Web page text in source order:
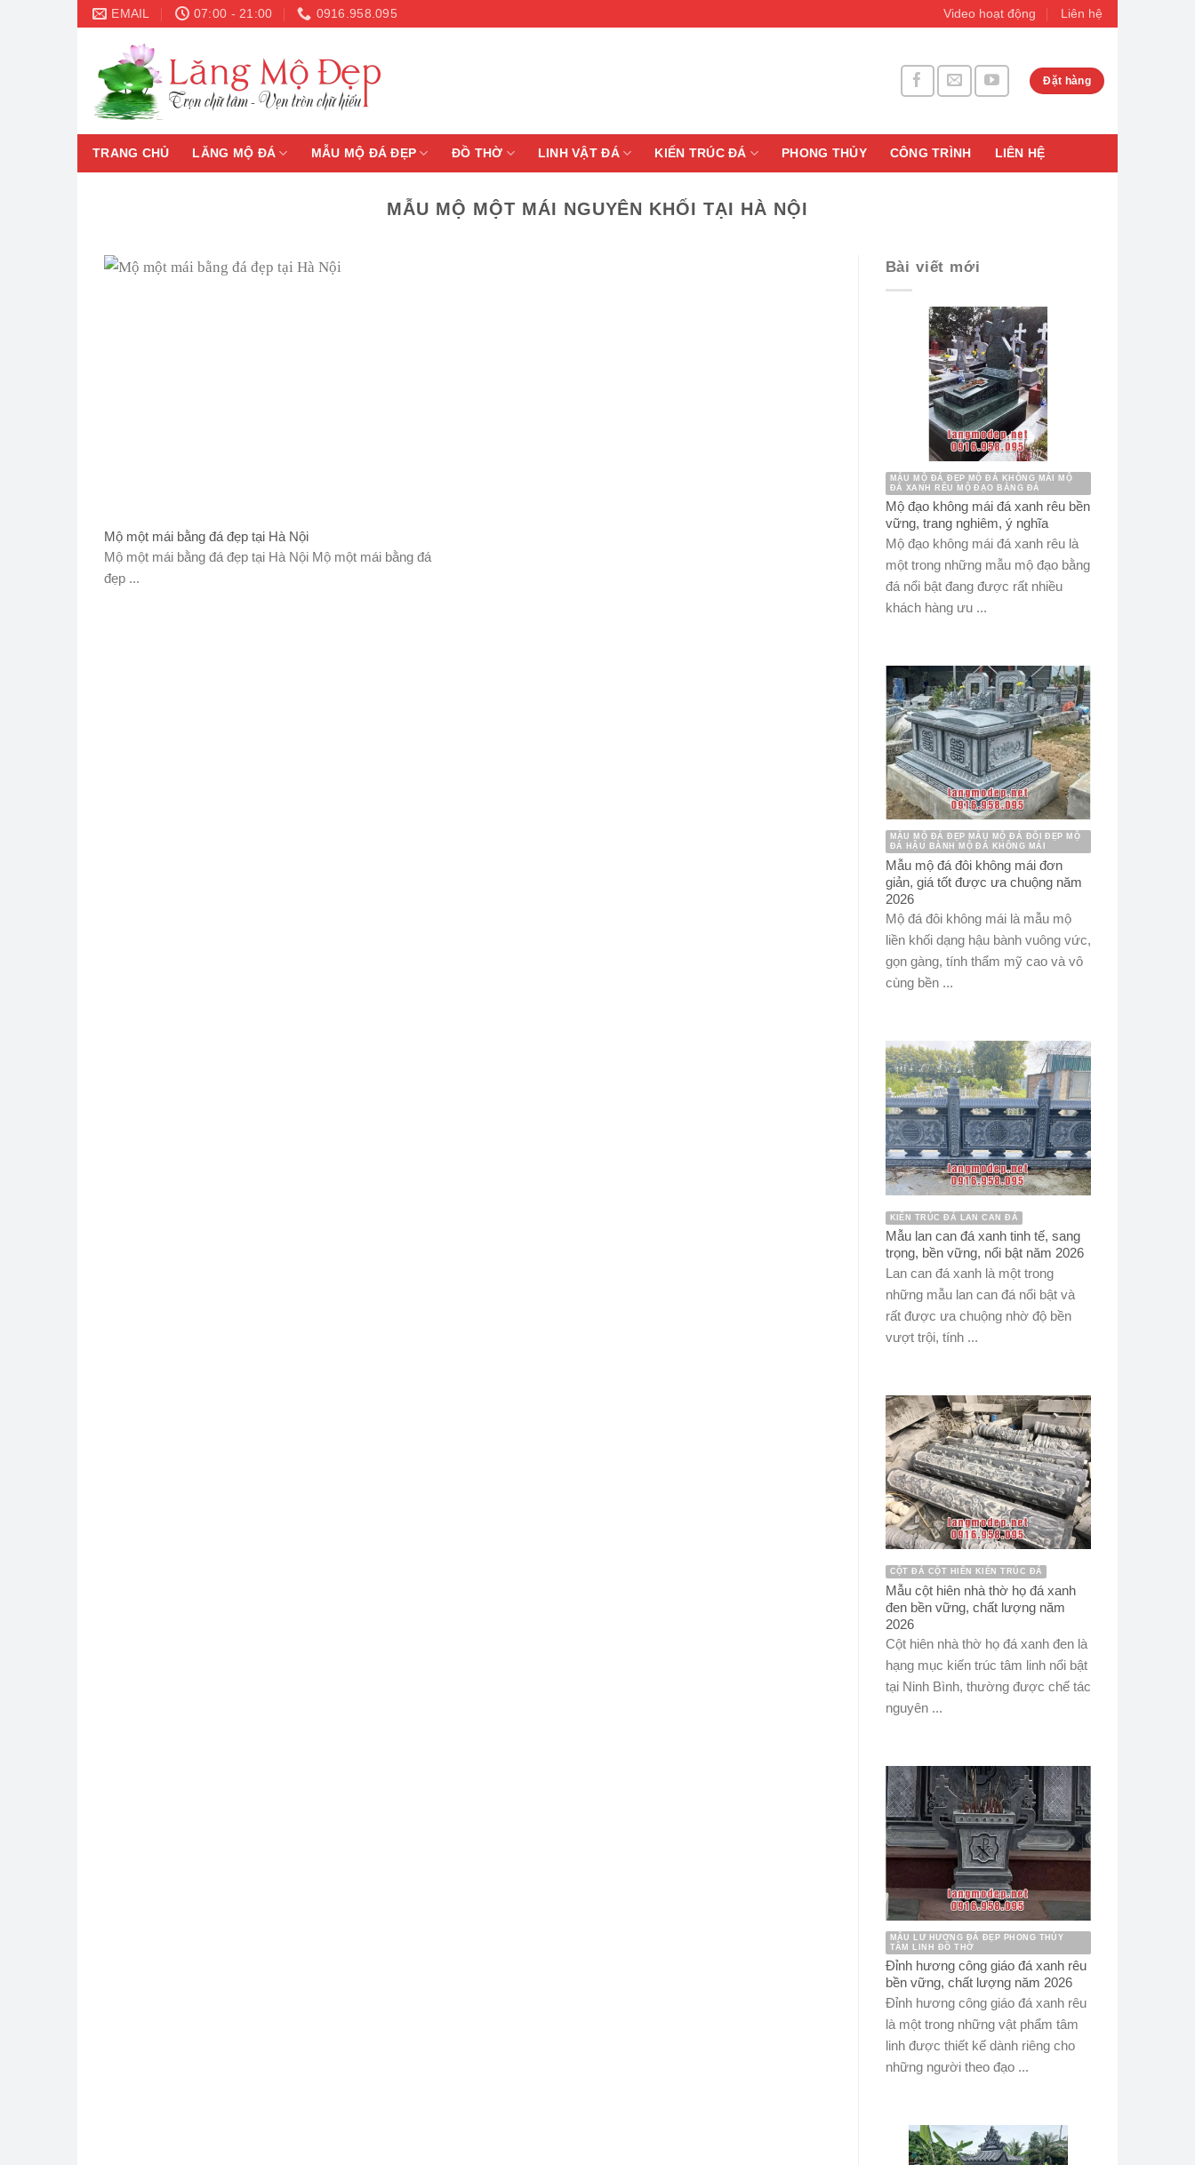
Skip
content
EMAIL 07:00 - 21:00 0916.958.095 Video hoạt động Liên hệ
Đặt hàng
TRANG CHỦ LĂNG MỘ ĐÁ MẪU MỘ ĐÁ ĐẸP ĐỒ THỜ LINH VẬT ĐÁ KIẾN TRÚC ĐÁ PHONG THỦY CÔNG TRÌNH LIÊN HỆ
MẪU MỘ MỘT MÁI NGUYÊN KHỐI TẠI HÀ NỘI
Mộ một mái bằng đá đẹp tại Hà Nội
Mộ một mái bằng đá đẹp tại Hà Nội Mộ một mái bằng đá
đẹp ...
Bài viết mới
MẪU MỘ ĐÁ ĐẸP MỘ ĐÁ KHÔNG MÁI MỘ
ĐÁ XANH RÊU MỘ ĐẠO BẰNG ĐÁ
Mộ đạo không mái đá xanh rêu bền
vững, trang nghiêm, ý nghĩa
Mộ đạo không mái đá xanh rêu là
một trong những mẫu mộ đạo bằng
đá nổi bật đang được rất nhiều
khách hàng ưu ...
MẪU MỘ ĐÁ ĐẸP MẪU MỘ ĐÁ ĐÔI ĐẸP MỘ
ĐÁ HẬU BÀNH MỘ ĐÁ KHÔNG MÁI
Mẫu mộ đá đôi không mái đơn
giản, giá tốt được ưa chuộng năm
2026
Mộ đá đôi không mái là mẫu mộ
liền khối dạng hậu bành vuông vức,
gọn gàng, tính thẩm mỹ cao và vô
cùng bền ...
KIẾN TRÚC ĐÁ LAN CAN ĐÁ
Mẫu lan can đá xanh tinh tế, sang
trọng, bền vững, nổi bật năm 2026
Lan can đá xanh là một trong
những mẫu lan can đá nổi bật và
rất được ưa chuộng nhờ độ bền
vượt trội, tính ...
CỘT ĐÁ CỘT HIÊN KIẾN TRÚC ĐÁ
Mẫu cột hiên nhà thờ họ đá xanh
đen bền vững, chất lượng năm
2026
Cột hiên nhà thờ họ đá xanh đen là
hạng mục kiến trúc tâm linh nổi bật
tại Ninh Bình, thường được chế tác
nguyên ...
MẪU LƯ HƯƠNG ĐÁ ĐẸP PHONG THỦY
TÂM LINH ĐỒ THỜ
Đỉnh hương công giáo đá xanh rêu
bền vững, chất lượng năm 2026
Đỉnh hương công giáo đá xanh rêu
là một trong những vật phẩm tâm
linh được thiết kế dành riêng cho
những người theo đạo ...